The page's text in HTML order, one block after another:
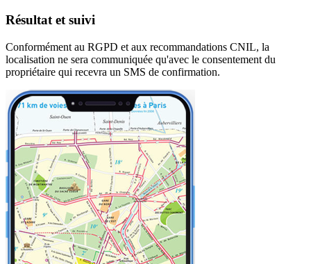
Résultat et suivi
Conformément au RGPD et aux recommandations CNIL, la
localisation ne sera communiquée qu'avec le consentement du
propriétaire qui recevra un SMS de confirmation.